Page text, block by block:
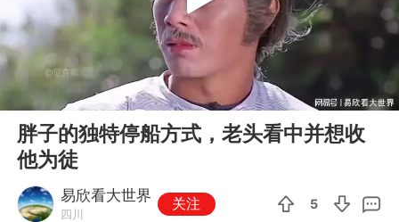
00:00 00:38
Play
胖子的独特停船方式，老头看中并想收
他为徒
易欣看大世界
四川
关注 5